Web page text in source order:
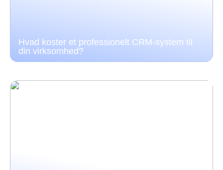
Hvad koster et professionelt CRM-system til
din virksomhed?